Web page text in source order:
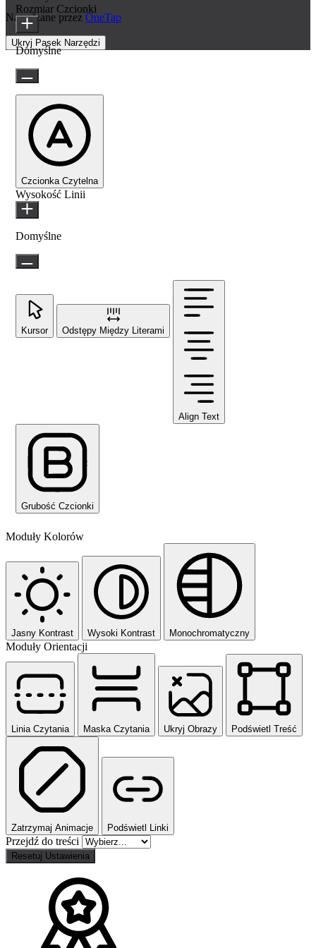
Napędzane przez OneTap
Ukryj Pasek Narzędzi
Rozmiar Czcionki
Domyślne
Czcionka Czytelna
Wysokość Linii
Domyślne
Kursor Odstępy Między Literami
Align Text
Grubość Czcionki
Moduły Kolorów
Jasny Kontrast Wysoki Kontrast Monochromatyczny
Moduły Orientacji
Linia Czytania Maska Czytania Ukryj Obrazy Podświetl Treść
Zatrzymaj Animacje Podświetl Linki
Przejdź do treści
Resetuj Ustawienia